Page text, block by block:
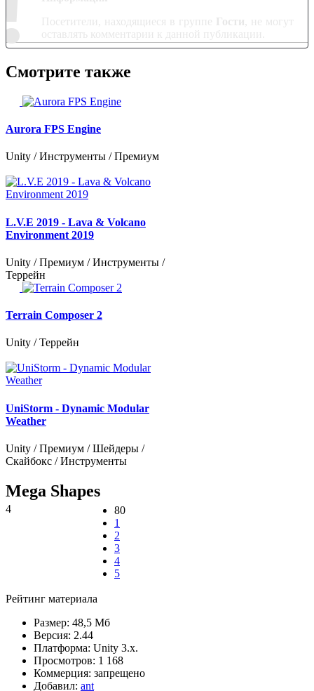
Посетители, находящиеся в группе Гости , не могут
оставлять комментарии к данной публикации.
Смотрите также
Aurora FPS Engine
Unity / Инструменты / Премиум
L.V.E 2019 - Lava & Volcano
Environment 2019
Unity / Премиум / Инструменты /
Террейн
Terrain Composer 2
Unity / Террейн
UniStorm - Dynamic Modular
Weather
Unity / Премиум / Шейдеры /
Скайбокс / Инструменты
Mega Shapes
4
80
1
2
3
4
5
Рейтинг материала
Размер: 48,5 Мб
Версия: 2.44
Платформа: Unity 3.x.
Просмотров: 1 168
Коммерция: запрещено
Добавил: ant